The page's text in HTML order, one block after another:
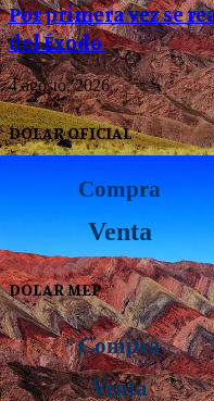
Por primera vez se
del Éxodo
4 agosto, 2026
DOLAR OFICIAL
Compra
Venta
DOLAR MEP
Compra
Venta